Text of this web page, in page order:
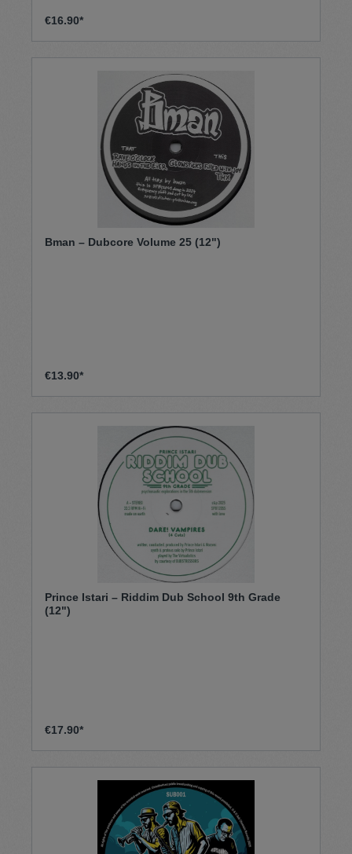
€16.90*
Bman – Dubcore Volume 25 (12")
€13.90*
Prince Istari – Riddim Dub School 9th Grade
(12")
€17.90*